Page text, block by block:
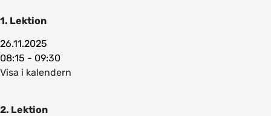
1. Lektion
26.11.2025
08:15 - 09:30
Visa i kalendern
2. Lektion